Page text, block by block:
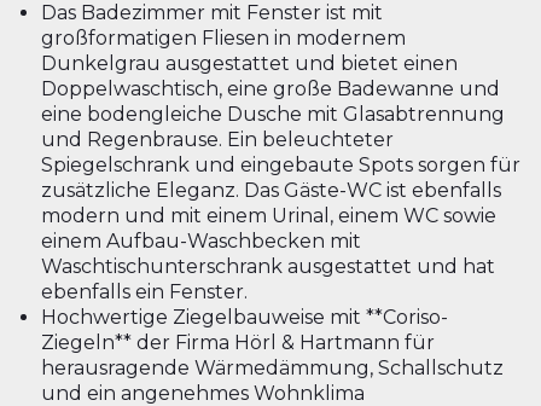
Das Badezimmer mit Fenster ist mit
großformatigen Fliesen in modernem
Dunkelgrau ausgestattet und bietet einen
Doppelwaschtisch, eine große Badewanne und
eine bodengleiche Dusche mit Glasabtrennung
und Regenbrause. Ein beleuchteter
Spiegelschrank und eingebaute Spots sorgen für
zusätzliche Eleganz. Das Gäste-WC ist ebenfalls
modern und mit einem Urinal, einem WC sowie
einem Aufbau-Waschbecken mit
Waschtischunterschrank ausgestattet und hat
ebenfalls ein Fenster.
Hochwertige Ziegelbauweise mit **Coriso-
Ziegeln** der Firma Hörl & Hartmann für
herausragende Wärmedämmung, Schallschutz
und ein angenehmes Wohnklima